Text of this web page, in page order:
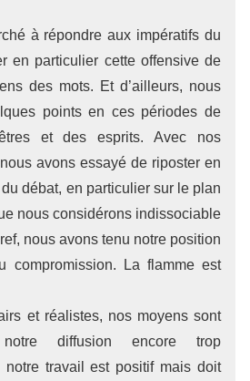
à répondre aux impératifs du
en particulier cette offensive de
des mots. Et d’ailleurs, nous
points en ces périodes de
et des esprits. Avec nos
avons essayé de riposter en
débat, en particulier sur le plan
nous considérons indissociable
nous avons tenu notre position
compromission. La flamme est
et réalistes, nos moyens sont
diffusion encore trop
notre travail est positif mais doit